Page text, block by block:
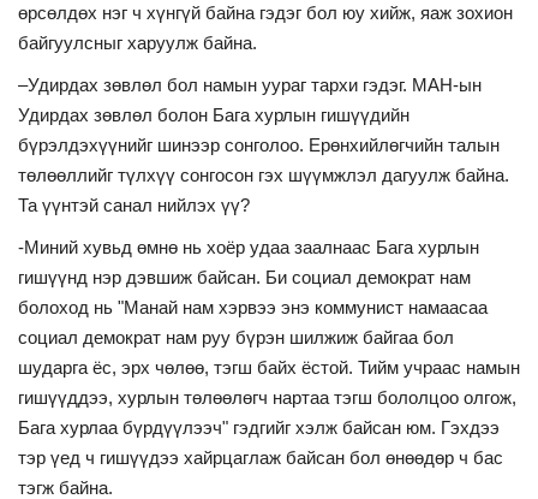
өрсөлдөх нэг ч хүнгүй байна гэдэг бол юу хийж, яаж зохион
байгуулсныг харуулж байна.
–Удирдах зөвлөл бол намын уураг тархи гэдэг. МАН-ын
Удирдах зөвлөл болон Бага хурлын гишүүдийн
бүрэлдэхүүнийг шинээр сонголоо. Ерөнхийлөгчийн талын
төлөөллийг түлхүү сонгосон гэх шүүмжлэл дагуулж байна.
Та үүнтэй санал нийлэх үү?
-Миний хувьд өмнө нь хоёр удаа заалнаас Бага хурлын
гишүүнд нэр дэвшиж байсан. Би социал демократ нам
болоход нь "Манай нам хэрвээ энэ коммунист намаасаа
социал демократ нам руу бүрэн шилжиж байгаа бол
шударга ёс, эрх чөлөө, тэгш байх ёстой. Тийм учраас намын
гишүүддээ, хурлын төлөөлөгч нартаа тэгш бололцоо олгож,
Бага хурлаа бүрдүүлээч" гэдгийг хэлж байсан юм. Гэхдээ
тэр үед ч гишүүдээ хайрцаглаж байсан бол өнөөдөр ч бас
тэгж байна.